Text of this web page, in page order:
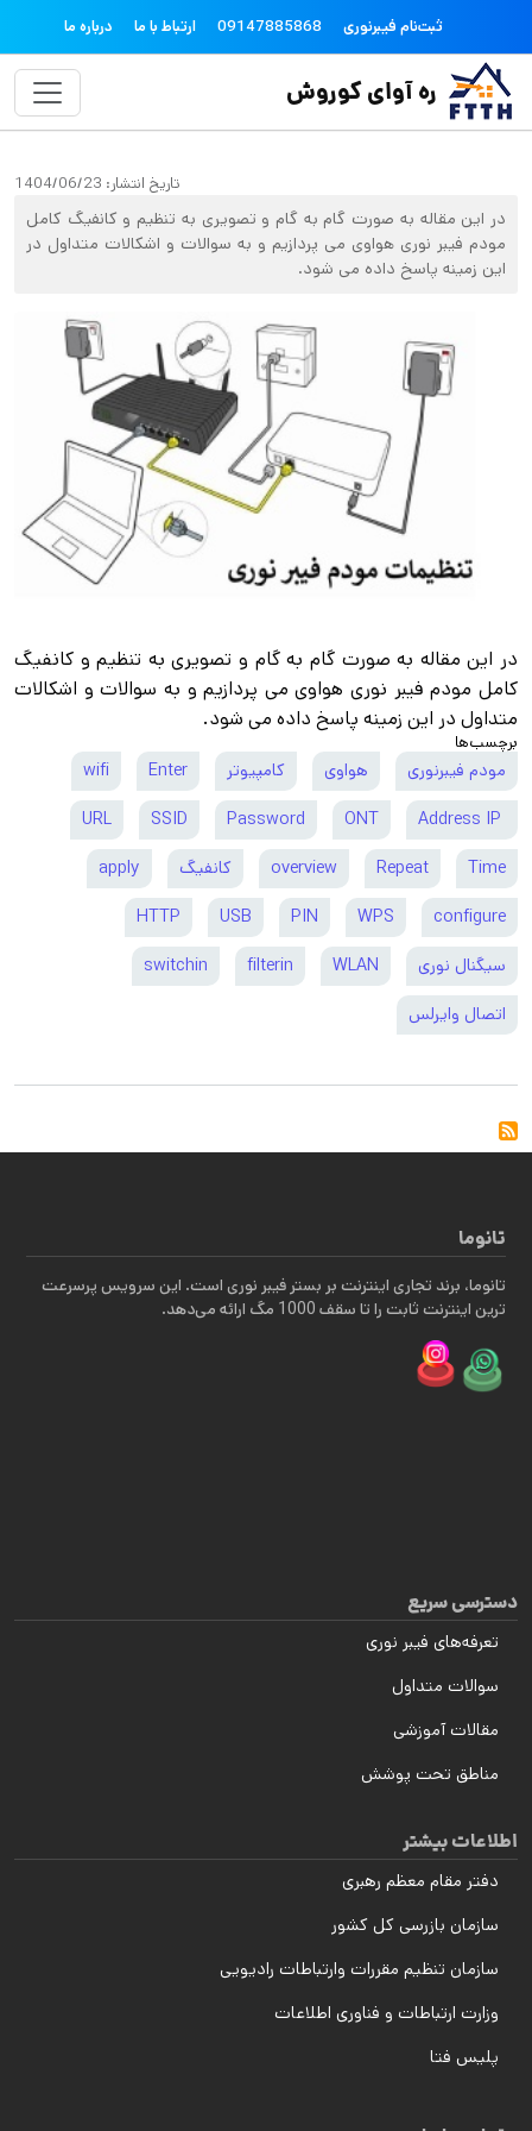
رفتن به محتوای اصلی topheader
درباره ما ارتباط با ما 09147885868 ثبت‌نام فیبرنوری
ره آوای کوروش
تاریخ انتشار: 1404/06/23
در این مقاله به صورت گام به گام و تصویری به تنظیم و کانفیگ کامل
مودم فیبر نوری هواوی می پردازیم و به سوالات و اشکالات متداول در
این زمینه پاسخ داده می شود.
در این مقاله به صورت گام به گام و تصویری به تنظیم و کانفیگ
کامل مودم فیبر نوری هواوی می پردازیم و به سوالات و اشکالات
متداول در این زمینه پاسخ داده می شود.
برچسب‌ها
مودم فیبرنوری هواوی کامپیوتر Enter
wifi
ONT
Password
SSID
URL
Time
Repeat
overview کانفیگ apply
configure
WPS
PIN
USB
HTTP
سیگنال نوری WLAN
filterin
switchin
اتصال وایرلس
تانوما
تانوما، برند تجاری اینترنت بر بستر فیبر نوری است. این سرویس پرسرعت
ترین اینترنت ثابت را تا سقف 1000 مگ ارائه می‌دهد.
دسترسی سریع
تعرفه‌های فیبر نوری
سوالات متداول
مقالات آموزشی
مناطق تحت پوشش
اطلاعات بیشتر
دفتر مقام معظم رهبری
سازمان بازرسی کل کشور
سازمان تنظیم مقررات وارتباطات رادیویی
وزارت ارتباطات و فناوری اطلاعات
پلیس فتا